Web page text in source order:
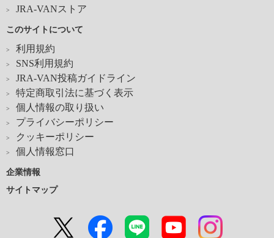
JRA-VANストア
このサイトについて
利用規約
SNS利用規約
JRA-VAN投稿ガイドライン
特定商取引法に基づく表示
個人情報の取り扱い
プライバシーポリシー
クッキーポリシー
個人情報窓口
企業情報
サイトマップ